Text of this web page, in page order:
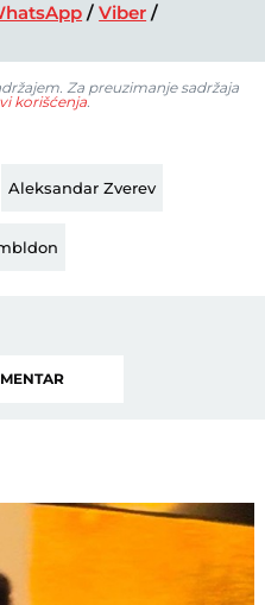
/Viber /
Za preuzimanje sadržaja
korišćenja.
Aleksandar Zverev